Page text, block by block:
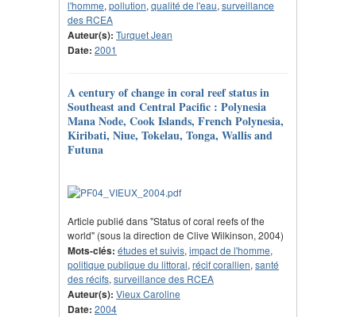
l'homme,pollution,qualité de l'eau,surveillance
des RCEA
Auteur(s): Turquet Jean
Date: 2001
A century of change in coral reef status in
Southeast and Central Pacific : Polynesia
Mana Node, Cook Islands, French Polynesia,
Kiribati, Niue, Tokelau, Tonga, Wallis and
Futuna
Article publié dans "Status of coral reefs of the
world" (sous la direction de Clive Wilkinson, 2004)
Mots-clés: études et suivis, impact de l'homme,
politique publique du littoral, récif corallien, santé
des récifs, surveillance des RCEA
Auteur(s): Vieux Caroline
Date: 2004